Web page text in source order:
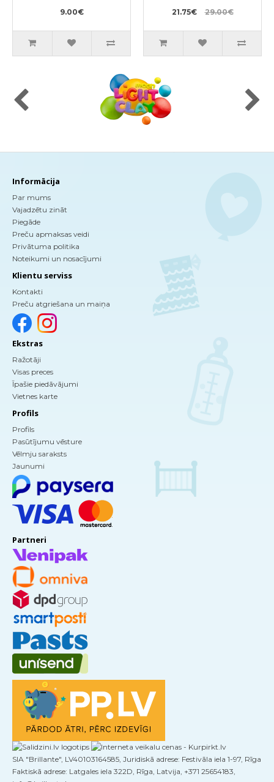
9.00€ 21.75€ 29.00€
Informācija
Par mums
Vajadzētu zināt
Piegāde
Preču apmaksas veidi
Privātuma politika
Noteikumi un nosacījumi
Klientu serviss
Kontakti
Preču atgriešana un maiņa
Ekstras
Ražotāji
Visas preces
Īpašie piedāvājumi
Vietnes karte
Profils
Profils
Pasūtījumu vēsture
Vēlmju saraksts
Jaunumi
Partneri
SIA "Brillante", LV40103164585, Juridiskā adrese: Festivāla iela 1-97, Rīga
Faktiskā adrese: Latgales iela 322D, Rīga, Latvija, +371 25654183,